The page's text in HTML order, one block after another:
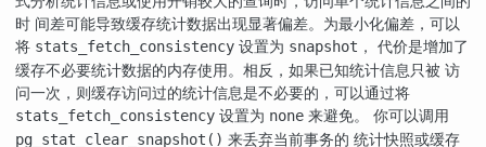
时 间差可能导致缓存统计数据出现显著偏差。为最小化偏差，可以
将 stats_fetch_consistency 设置为 snapshot ， 代价是增加了
缓存不必要统计数据的内存使用。相反，如果已知统计信息只被 访
问一次，则缓存访问过的统计信息是不必要的，可以通过将
stats_fetch_consistency 设置为 none 来避免。 你可以调用
pg_stat_clear_snapshot() 来丢弃当前事务的 统计快照或缓存